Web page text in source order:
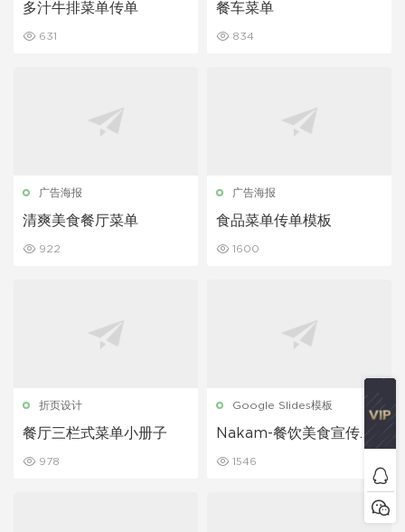
多汁牛排菜单传单
631
餐车菜单
834
广告海报
清爽美食餐厅菜单
922
广告海报
食品菜单传单模板
1600
折页设计
餐厅三栏式菜单小册子
978
Google Slides模板
Nakam-餐饮美食宣传介
绍展示Google幻灯片模
板
1546